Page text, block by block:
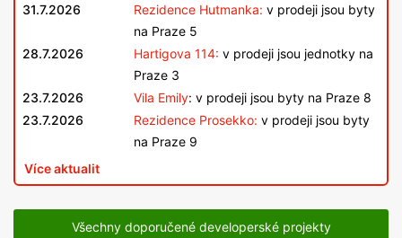
31.7.2026 Rezidence Hutmanka: v prodeji jsou byty
na Praze 5
28.7.2026
Hartigova 114: v prodeji jsou jednotky na
Praze 3
23.7.2026
Vila Emily: v prodeji jsou byty na Praze 8
23.7.2026
Rezidence Prosekko: v prodeji jsou byty
na Praze 9
Více aktualit
Všechny doporučené developerské projekty